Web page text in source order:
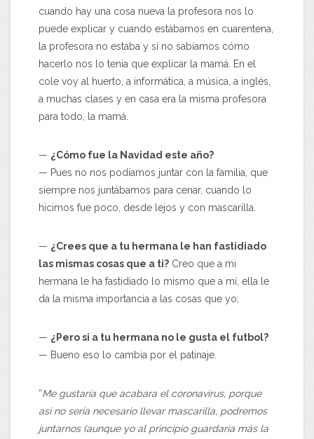
cuando hay una cosa nueva la profesora nos lo
puede explicar y cuando estábamos en cuarentena,
la profesora no estaba y sí no sabíamos cómo
hacerlo nos lo tenia que explicar la mamá. En el
cole voy al huerto, a informática, a música, a inglés,
a muchas clases y en casa era la misma profesora
para todo, la mamá.
— ¿Cómo fue la Navidad este año?
— Pues no nos podíamos juntar con la familia, que
siempre nos juntábamos para cenar, cuando lo
hicimos fue poco, desde lejos y con mascarilla.
— ¿Crees que a tu hermana le han fastidiado
las mismas cosas que a ti? Creo que a mi
hermana le ha fastidiado lo mismo que a mí, ella le
da la misma importancia a las cosas que yo;
— ¿Pero si a tu hermana no le gusta el futbol?
— Bueno eso lo cambia por el patinaje.
“Me gustaría que acabara el coronavirus, porque
así no sería necesario llevar mascarilla, podremos
juntarnos (aunque yo al principio guardaría más la